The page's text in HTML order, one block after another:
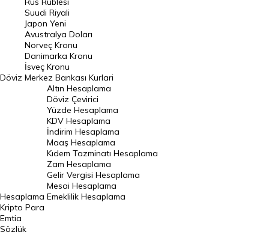
Avustralya Doları
Danimarka Kronu Kuru
Kanada Doları Kuru
Norveç Kronu Kuru
İsveç Kronu Kuru
Japon Yeni Kuru
Serbest Piyasa Döviz Kurları
Merkez Bankası Döviz Kurları
Altın Fiyatları
Gram Altın Fiyatı
Döviz
Suudi Riyali
Japon Yeni
Avustralya Doları
Norveç Kronu
Danimarka Kronu
İsveç Kronu
Merkez Bankası Kurlari
Hesaplama
Altın Hesaplama
Döviz Çevirici
Yüzde Hesaplama
KDV Hesaplama
İndirim Hesaplama
Maaş Hesaplama
Kıdem Tazminatı Hesaplama
Zam Hesaplama
Gelir Vergisi Hesaplama
Mesai Hesaplama
Emeklilik Hesaplama
Kripto Para
Emtia
Sözlük